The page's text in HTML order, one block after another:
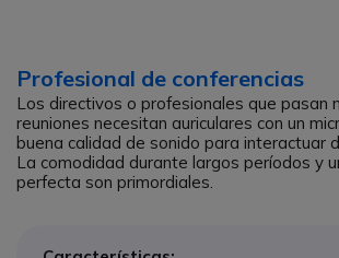
Profesional de conferencias
Los directivos o profesionales que pasan
reuniones necesitan auriculares con un
buena calidad de sonido para interactuar
La comodidad durante largos períodos y
perfecta son primordiales.